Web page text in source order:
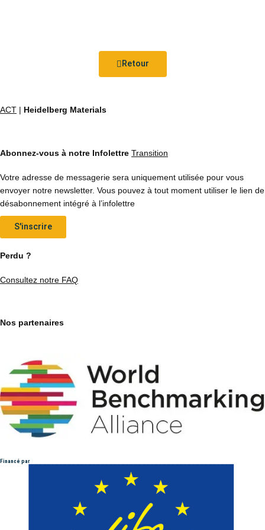
Retour
ACT | Heidelberg Materials
Abonnez-vous à notre Infolettre Transition
Votre adresse de messagerie sera uniquement utilisée pour vous
envoyer notre newsletter. Vous pouvez à tout moment utiliser le lien de
désabonnement intégré à l’infolettre
S'inscrire
Perdu ?
Consultez notre FAQ
Nos partenaires
Financé par